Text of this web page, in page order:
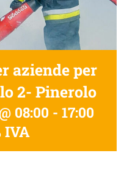
aziende per
2- Pinerolo
08:00 - 17:00
IVA